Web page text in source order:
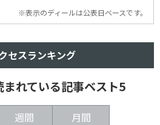
※表示のディールは公表日ベースです。
セスランキング
まれている記事ベスト5
週間 月間